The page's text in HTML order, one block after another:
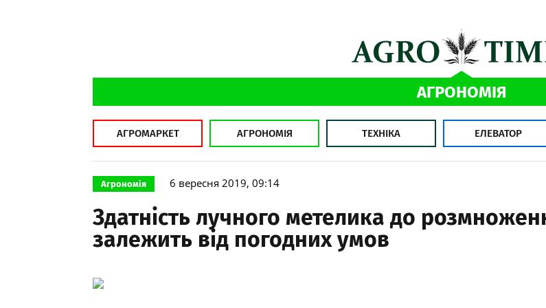
АГРОНОМІЯ
АГРОМАРКЕТ АГРОНОМІЯ ТЕХНІКА ЕЛЕВАТОР
Агрономія 6 вересня 2019, 09:14
Здатність лучного метелика до
залежить від погодних умов